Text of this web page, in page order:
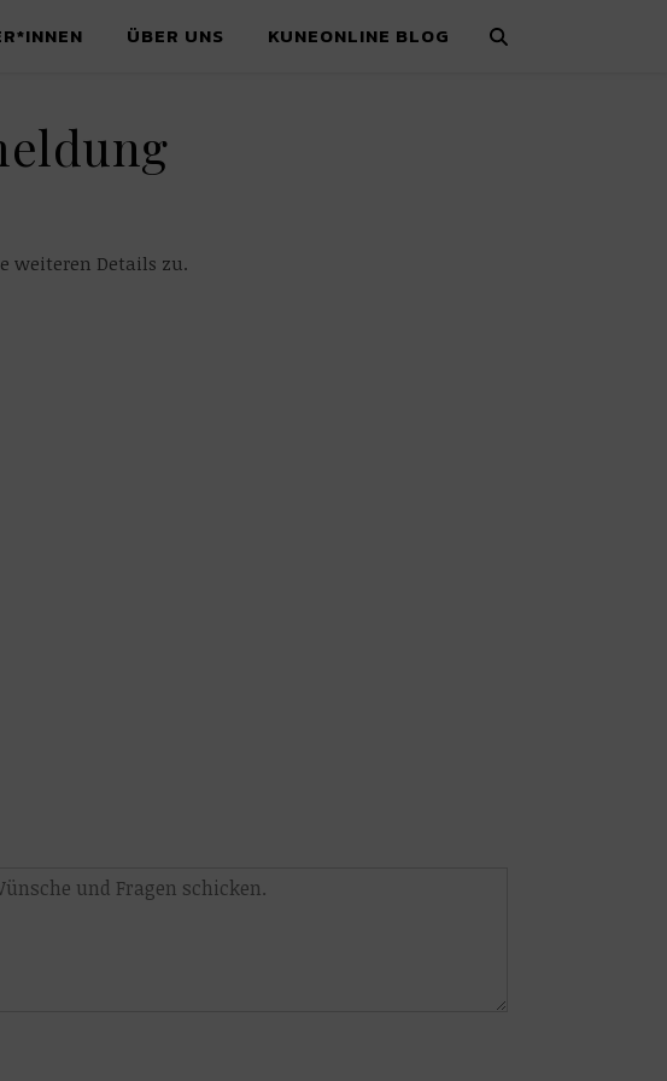
ÜBER UNS KUNEONLINE BLOG
weiteren Details zu.